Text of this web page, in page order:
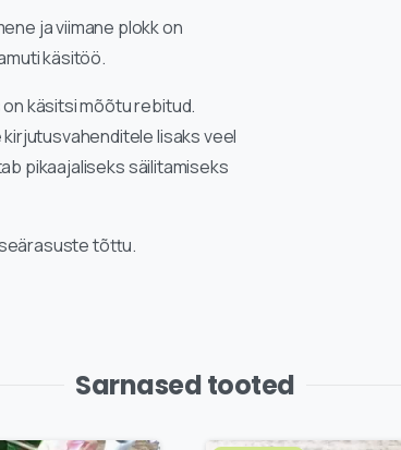
ja viimane plokk on
käsitöö.
on käsitsi mõõtu rebitud.
lisaks veel
pikaajaliseks säilitamiseks
tõttu.
Sarnased tooted